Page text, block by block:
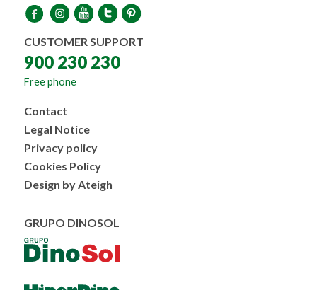
CUSTOMER SUPPORT
900 230 230
Free phone
Menú
al
pie
Contact
Legal Notice
Privacy policy
Cookies Policy
Design by Ateigh
GRUPO DINOSOL